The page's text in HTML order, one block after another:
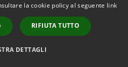
Municipium•
Accesso
redazione
la cookie policy al seguente link
RIFIUTA TUTTO
DETTAGLI